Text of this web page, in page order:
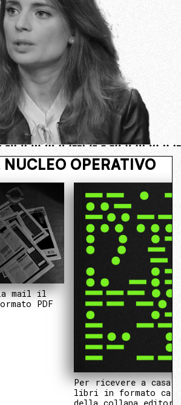
NEL NUCLEO
mail il
PDF
Per ricevere a casa i
libri in formato